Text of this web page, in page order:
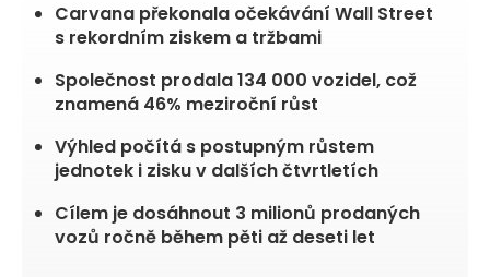
Carvana překonala očekávání Wall Street
s rekordním ziskem a tržbami
Společnost prodala 134 000 vozidel, což
znamená 46% meziroční růst
Výhled počítá s postupným růstem
jednotek i zisku v dalších čtvrtletích
Cílem je dosáhnout 3 milionů prodaných
vozů ročně během pěti až deseti let